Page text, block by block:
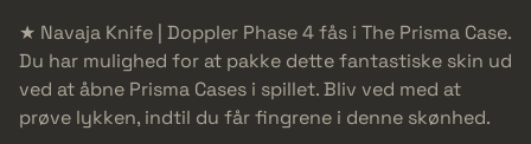
★ Navaja Knife | Doppler Phase 4 fås i The Prisma Case.
Du har mulighed for at pakke dette fantastiske skin ud
ved at åbne Prisma Cases i spillet. Bliv ved med at
prøve lykken, indtil du får fingrene i denne skønhed.